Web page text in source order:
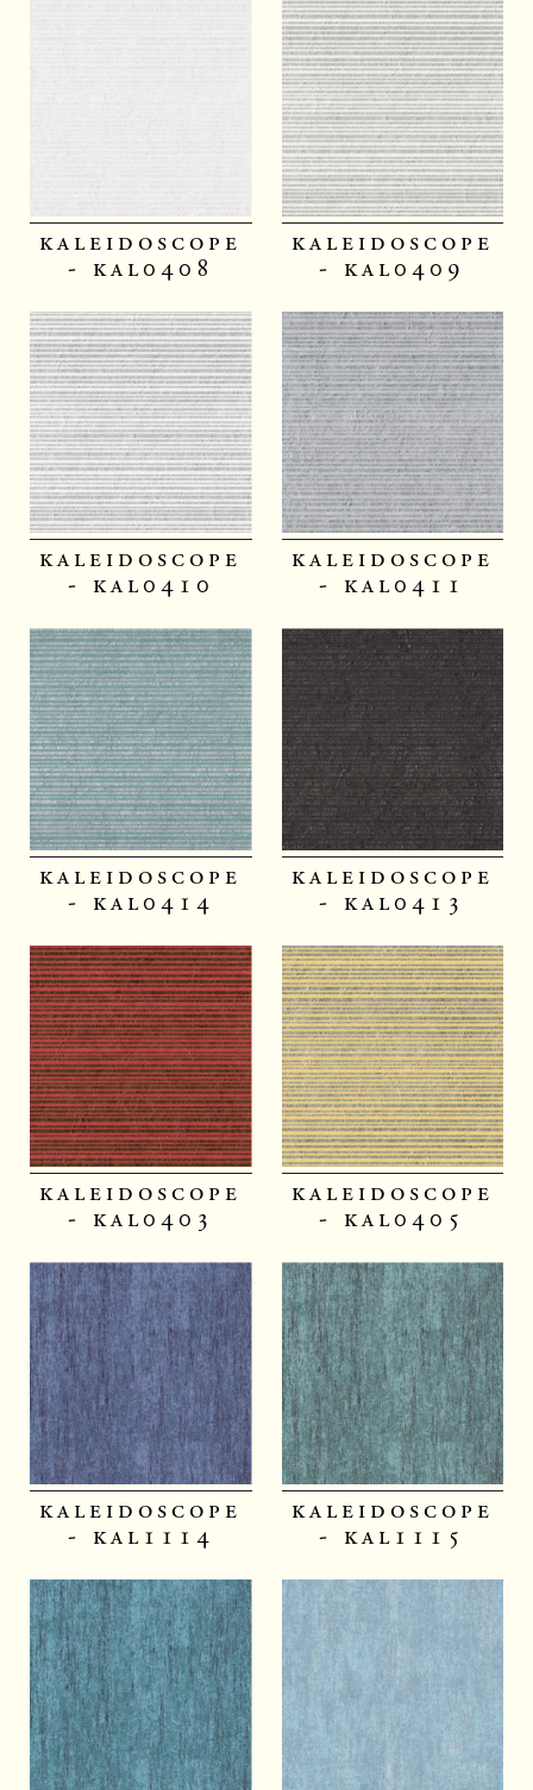
kaleidoscope
- kal0408
kaleidoscope
- kal0409
kaleidoscope
- kal0410
kaleidoscope
- kal0411
kaleidoscope
- kal0414
kaleidoscope
- kal0413
kaleidoscope
- kal0403
kaleidoscope
- kal0405
kaleidoscope
- kal1114
kaleidoscope
- kal1115